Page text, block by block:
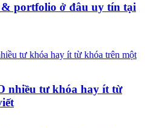
& portfolio ở đâu uy tín tại
nhiều tư khóa hay ít từ